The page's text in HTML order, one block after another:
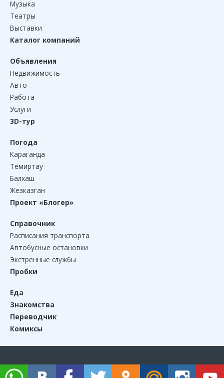
Музыка
Театры
Выставки
Каталог компаний
Объявления
Недвижимость
Авто
Работа
Услуги
3D-тур
Погода
Караганда
Темиртау
Балхаш
Жезказган
Проект «Блогер»
Справочник
Расписания транспорта
Автобусные остановки
Экстренные службы
Пробки
Еда
Знакомства
Переводчик
Комиксы